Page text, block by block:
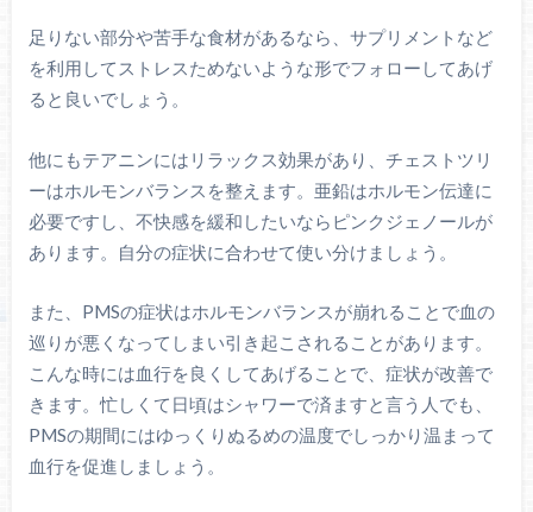
足りない部分や苦手な食材があるなら、サプリメントなど
を利用してストレスためないような形でフォローしてあげ
ると良いでしょう。
他にもテアニンにはリラックス効果があり、チェストツリ
ーはホルモンバランスを整えます。亜鉛はホルモン伝達に
必要ですし、不快感を緩和したいならピンクジェノールが
あります。自分の症状に合わせて使い分けましょう。
また、PMSの症状はホルモンバランスが崩れることで血の
巡りが悪くなってしまい引き起こされることがあります。
こんな時には血行を良くしてあげることで、症状が改善で
きます。忙しくて日頃はシャワーで済ますと言う人でも、
PMSの期間にはゆっくりぬるめの温度でしっかり温まって
血行を促進しましょう。